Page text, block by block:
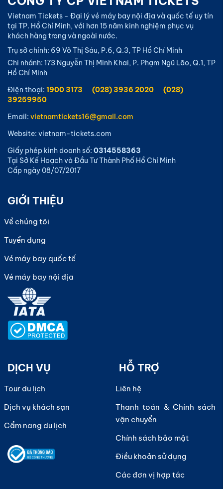
Vietnam Tickets - Đại lý vé máy bay nội địa và quốc tế uy tín
tại TP. Hồ Chí Minh, với hơn 15 năm kinh nghiệm phục vụ
khách hàng trong và ngoài nước.
Trụ sở chính: 69 Võ Thị Sáu, P.6, Q.3, TP Hồ Chí Minh
Chi nhánh: 173 Nguyễn Thị Minh Khai, P. Phạm Ngũ Lão, Q.1, TP
Hồ Chí Minh
Điện thoại: 1900 3173 (028) 3936 2020
(028)
39259950
Email: vietnamtickets16@gmail.com
Website: vietnam-tickets.com
Giấy phép kinh doanh số: 0314558363
Tại Sở Kế Hoạch và Đầu Tư Thành Phố Hồ Chí Minh
Cấp ngày 08/07/2017
GIỚI THIỆU
Về chúng tôi
Tuyển dụng
Vé máy bay quốc tế
Vé máy bay nội địa
DỊCH VỤ
Tour du lịch
Dịch vụ khách sạn
Cẩm nang du lịch
HỖ TRỢ
Liên hệ
Thanh toán & Chính sách
vận chuyển
Chính sách bảo mật
Điều khoản sử dụng
Các đơn vị hợp tác